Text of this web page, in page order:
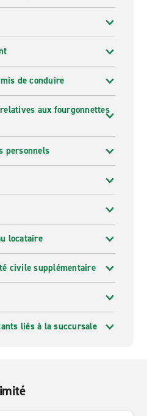
de conduire
aux fourgonnettes
personnels
locataire
civile supplémentaire
liés à la succursale